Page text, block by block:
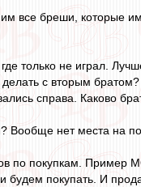
все бреши, которые
только не играл.
с вторым
справа. Каково
Вообще нет места на
по покупкам. Пример
будем покупать. И